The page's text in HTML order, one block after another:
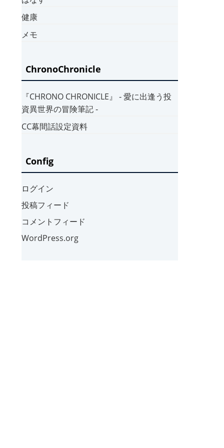
健康
メモ
ChronoChronicle
『CHRONO CHRONICLE』 ‐ 愛に出逢う投
資異世界の冒険筆記 ‐
CC幕間話設定資料
Config
ログイン
投稿フィード
コメントフィード
WordPress.org